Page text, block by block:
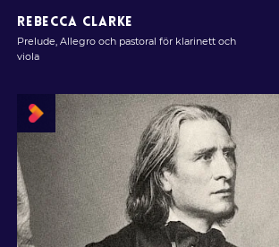
REBECCA CLARKE
Prelude, Allegro och pastoral för klarinett och
viola